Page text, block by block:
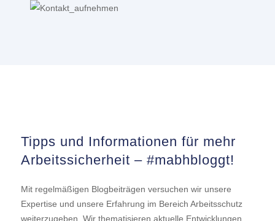
Tipps und Informationen für mehr
Arbeitssicherheit – #mabhbloggt!
Mit regelmäßigen Blogbeiträgen versuchen wir unsere
Expertise und unsere Erfahrung im Bereich Arbeitsschutz
weiterzugeben. Wir thematisieren aktuelle Entwicklungen